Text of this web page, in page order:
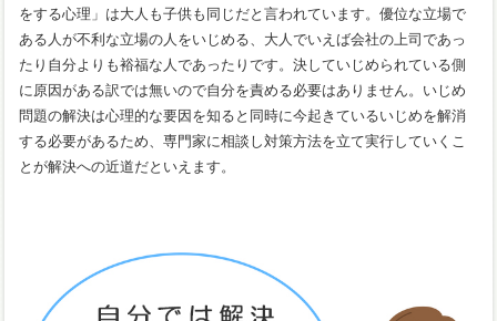
をする心理」は大人も子供も同じだと言われています。優位な立場で
ある人が不利な立場の人をいじめる、大人でいえば会社の上司であっ
たり自分よりも裕福な人であったりです。決していじめられている側
に原因がある訳では無いので自分を責める必要はありません。いじめ
問題の解決は心理的な要因を知ると同時に今起きているいじめを解消
する必要があるため、専門家に相談し対策方法を立て実行していくこ
とが解決への近道だといえます。